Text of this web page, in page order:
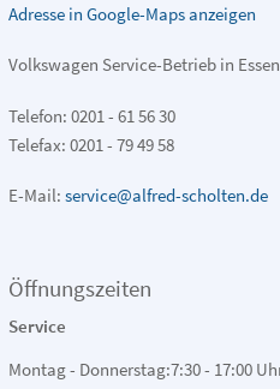
Adresse in Google-Maps anzeigen
Volkswagen Service-Betrieb in
Telefon: 0201 - 61 56 30
Telefax: 0201 - 79 49 58
E-Mail: service@alfred-scholten.de
Öffnungszeiten
Service
Montag - Donnerstag:7:30 - 17:00